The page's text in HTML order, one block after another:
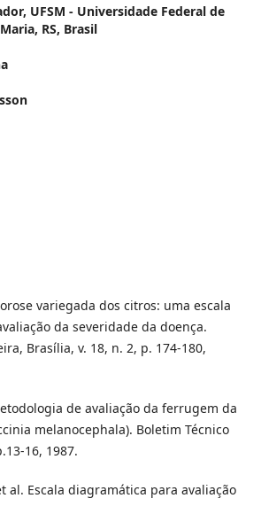
UFSM - Universidade Federal de
RS, Brasil
variegada dos citros: uma escala
da severidade da doença.
Brasília, v. 18, n. 2, p. 174-180,
de avaliação da ferrugem da
melanocephala). Boletim Técnico
16, 1987.
al. Escala diagramática para avaliação